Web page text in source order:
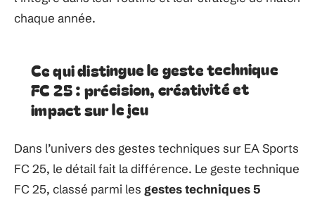
chaque année.
Ce qui distingue le geste technique
FC 25 : précision, créativité et
impact sur le jeu
Dans l’univers des gestes techniques sur EA Sports
FC 25, le détail fait la différence. Le geste technique
FC 25, classé parmi les gestes techniques 5